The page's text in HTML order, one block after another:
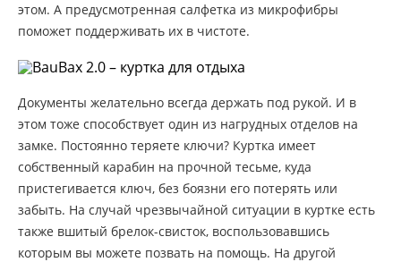
этом. А предусмотренная салфетка из микрофибры
поможет поддерживать их в чистоте.
Документы желательно всегда держать под рукой. И в
этом тоже способствует один из нагрудных отделов на
замке. Постоянно теряете ключи? Куртка имеет
собственный карабин на прочной тесьме, куда
пристегивается ключ, без боязни его потерять или
забыть. На случай чрезвычайной ситуации в куртке есть
также вшитый брелок-свисток, воспользовавшись
которым вы можете позвать на помощь. На другой